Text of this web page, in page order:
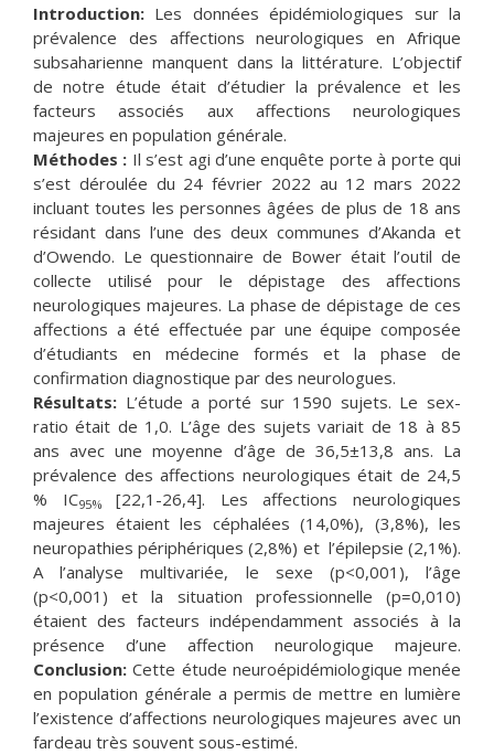
Introduction: Les données épidémiologiques sur la
prévalence des affections neurologiques en Afrique
subsaharienne manquent dans la littérature. L’objectif
de notre étude était d’étudier la prévalence et les
facteurs associés aux affections neurologiques
majeures en population générale.
Méthodes : Il s’est agi d’une enquête porte à porte qui
s’est déroulée du 24 février 2022 au 12 mars 2022
incluant toutes les personnes âgées de plus de 18 ans
résidant dans l’une des deux communes d’Akanda et
d’Owendo. Le questionnaire de Bower était l’outil de
collecte utilisé pour le dépistage des affections
neurologiques majeures. La phase de dépistage de ces
affections a été effectuée par une équipe composée
d’étudiants en médecine formés et la phase de
confirmation diagnostique par des neurologues.
Résultats: L’étude a porté sur 1590 sujets. Le sex-
ratio était de 1,0. L’âge des sujets variait de 18 à 85
ans avec une moyenne d’âge de 36,5±13,8 ans. La
prévalence des affections neurologiques était de 24,5
% IC95% [22,1-26,4]. Les affections neurologiques
majeures étaient les céphalées (14,0%), (3,8%), les
neuropathies périphériques (2,8%) et l’épilepsie (2,1%).
A l’analyse multivariée, le sexe (p<0,001), l’âge
(p<0,001) et la situation professionnelle (p=0,010)
étaient des facteurs indépendamment associés à la
présence d’une affection neurologique majeure.
Conclusion: Cette étude neuroépidémiologique menée
en population générale a permis de mettre en lumière
l’existence d’affections neurologiques majeures avec un
fardeau très souvent sous-estimé.